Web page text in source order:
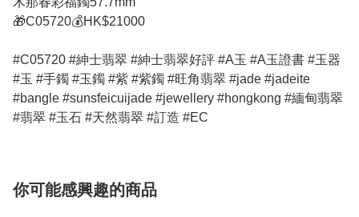
🎁C05720💰HK$21000
#C05720 #紳士翡翠 #紳士翡翠好評 #A玉 #A玉證書 #玉器
#玉 #手鐲 #玉鐲 #紫 #紫鐲 #旺角翡翠 #jade #jadeite
#bangle #sunsfeicuijade #jewellery #hongkong #緬甸翡翠
#翡翠 #玉石 #天然翡翠 #訂造 #EC
你可能感興趣的商品